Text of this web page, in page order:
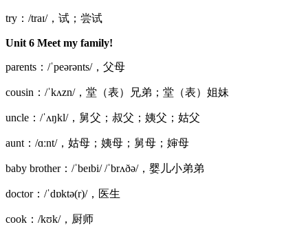
try：/traɪ/，试；尝试
Unit 6 Meet my family!
parents：/ˈpeərənts/，父母
cousin：/ˈkʌzn/，堂（表）兄弟；堂（表）姐妹
uncle：/ˈʌŋkl/，舅父；叔父；姨父；姑父
aunt：/ɑːnt/，姑母；姨母；舅母；婶母
baby brother：/ˈbeɪbi/ /ˈbrʌðə/，婴儿小弟弟
doctor：/ˈdɒktə(r)/，医生
cook：/kʊk/，厨师